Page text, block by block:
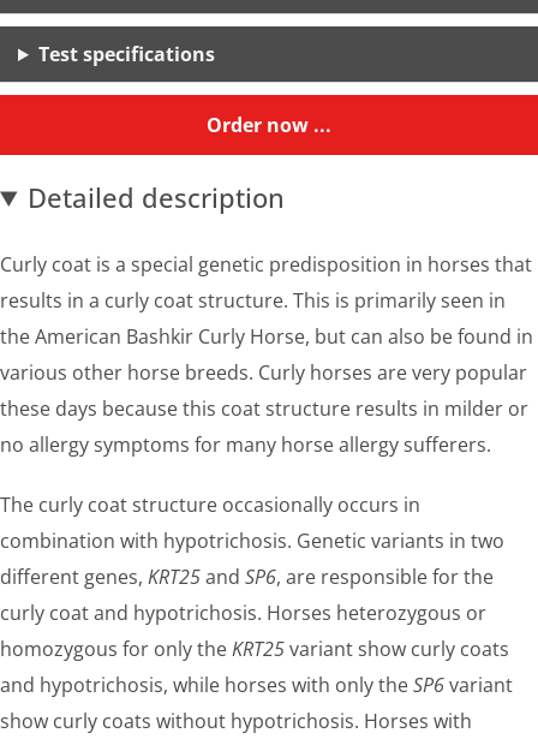
Test specifications
Order now ...
Detailed description
Curly coat is a special genetic predisposition in horses that
results in a curly coat structure. This is primarily seen in
the American Bashkir Curly Horse, but can also be found in
various other horse breeds. Curly horses are very popular
these days because this coat structure results in milder or
no allergy symptoms for many horse allergy sufferers.
The curly coat structure occasionally occurs in
combination with hypotrichosis. Genetic variants in two
different genes, KRT25and SP6, are responsible for the
curly coat and hypotrichosis. Horses heterozygous or
homozygous for only theKRT25variant show curly coats
and hypotrichosis, while horses with only theSP6variant
show curly coats without hypotrichosis. Horses with